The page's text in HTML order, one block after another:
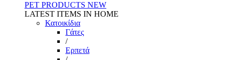
PET PRODUCTS NEW
LATEST ITEMS IN HOME
Κατοικίδια
Γάτες
/
Ερπετά